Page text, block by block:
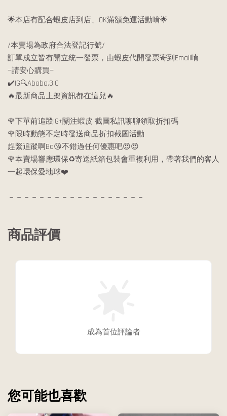
🌟本店有配合蝦皮店到店、OK滿額免運活動唷🌟
/本賣場為政府合法登記行號/
訂單成立皆有開立統一發票，由蝦皮代開發票寄到Email唷
—請安心購買—
✔️IG🔍Abobo.3.0
🔥最新商品上架資訊都在這兒🔥
🌹下單前追蹤IG+關注蝦皮 截圖私訊聊聊領取折扣碼
🌹限時動態不定時發送商品折扣截圖活動
趕緊追蹤啊Bo😘不錯過任何優惠吧😍😍
🌹本賣場響應環保♻️寄送紙箱包裝會重複利用，帶著我們的客人
一起環保愛地球❤️
－－－－－－－－－－－－－－－－－－
商品評價
成為首位評論者
您可能也喜歡